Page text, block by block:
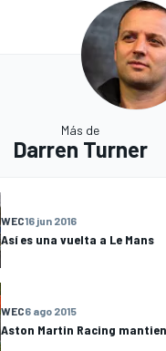
Más de
Darren Turner
WEC16 jun 2016
Así es una vuelta a Le Mans
WEC6 ago 2015
Aston Martin Racing